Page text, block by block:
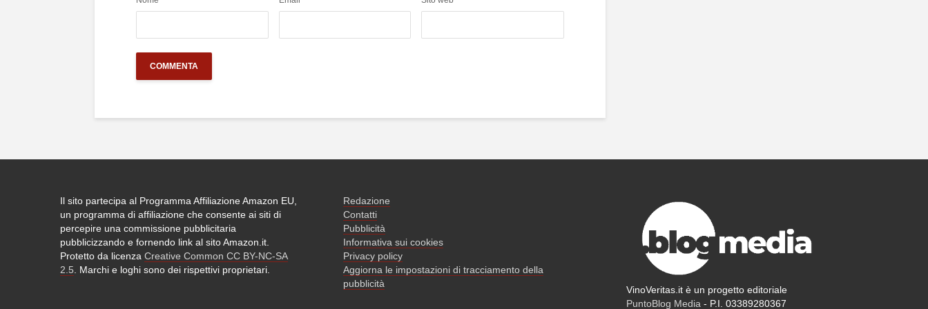
Il sito partecipa al Programma Affiliazione Amazon EU,
un programma di affiliazione che consente ai siti di
percepire una commissione pubblicitaria
pubblicizzando e fornendo link al sito Amazon.it.
Protetto da licenza Creative Common CC BY-NC-SA
2.5 . Marchi e loghi sono dei rispettivi proprietari.
Redazione
Contatti
Pubblicità
Informativa sui cookies
Privacy policy
Aggiorna le impostazioni di tracciamento della
pubblicità
VinoVeritas.it è un progetto editoriale
PuntoBlog Media - P.I. 03389280367